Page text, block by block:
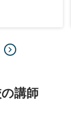
講師